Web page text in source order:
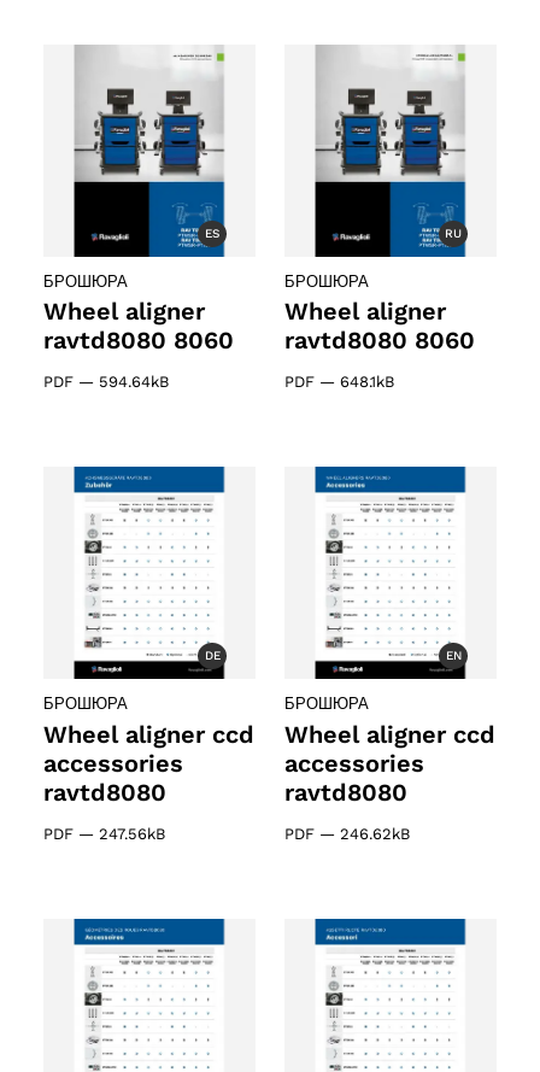
ES
БРОШЮРА
Wheel aligner
ravtd8080 8060
PDF — 594.64kB
RU
БРОШЮРА
Wheel aligner
ravtd8080 8060
PDF — 648.1kB
DE
БРОШЮРА
Wheel aligner ccd
accessories
ravtd8080
PDF — 247.56kB
EN
БРОШЮРА
Wheel aligner ccd
accessories
ravtd8080
PDF — 246.62kB